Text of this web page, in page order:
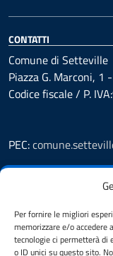
Per fornire le migliori
memorizzare e/o accedere
tecnologie ci permetterà di
o ID unici su questo sito.
CONTATTI
Comune di Setteville
Piazza G. Marconi,
Codice fiscale / P.
PEC:
Leggi le FAQ
Segnalazione
Richiesta assistenza
Feedback